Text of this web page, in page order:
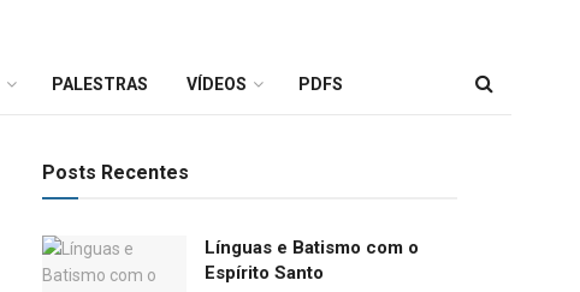
PALESTRAS VÍDEOS PDFS
Posts Recentes
Línguas e Batismo com o
Espírito Santo